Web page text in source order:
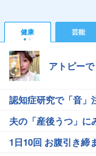
健康 芸能
アトピー
認知症研究で「音」
夫の「産後うつ」に
1日10回 お腹引き締